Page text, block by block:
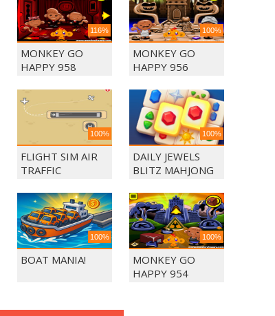
116%
MONKEY GO
HAPPY 958
100%
MONKEY GO
HAPPY 956
100%
FLIGHT SIM AIR
TRAFFIC
100%
DAILY JEWELS
BLITZ MAHJONG
100%
BOAT MANIA!
100%
MONKEY GO
HAPPY 954